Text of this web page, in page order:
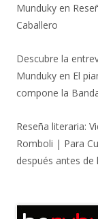
Munduky en
Caballero
Descubre la
Munduky en El
compone la
Reseña literaria:
Romboli | Para
después antes de